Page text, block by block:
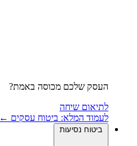
העסק שלכם מכוסה באמת?
לתיאום שיחה
לעמוד המלא: ביטוח עסקים ←
ביטוח נסיעות